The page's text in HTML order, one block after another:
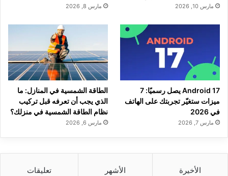
مارس 10, 2026 مارس 8, 2026
Android 17 يصل رسميًا: 7
ميزات ستغيّر تجربتك على الهاتف
في 2026
مارس 7, 2026
الطاقة الشمسية في المنازل: ما
الذي يجب أن تعرفه قبل تركيب
نظام الطاقة الشمسية في منزلك؟
مارس 6, 2026
الأخيرة الأشهر تعليقات